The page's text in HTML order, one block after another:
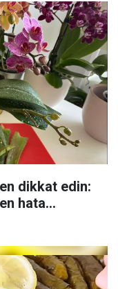
dikkat edin:
hata...